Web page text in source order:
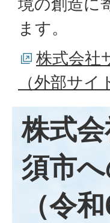
境の創造に
ます。
株式会社
（外部サイ
株式
須市
（令